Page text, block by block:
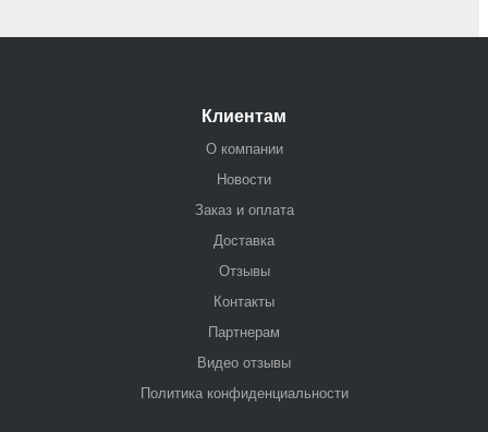
Клиентам
О компании
Новости
Заказ и оплата
Доставка
Отзывы
Контакты
Партнерам
Видео отзывы
Политика конфиденциальности